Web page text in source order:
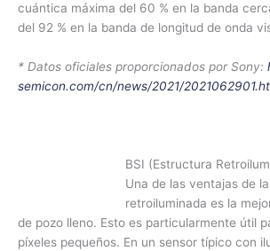
cuántica máxima del 60 % en la banda
del 92 % en la banda de longitud de onda
* Datos oficiales proporcionados por Sony:
semicon.com/cn/news/2021/
BSI (Estructura
Una de las ventajas de
retroiluminada es la
de pozo lleno. Esto es particularmente útil
píxeles pequeños. En un sensor típico con